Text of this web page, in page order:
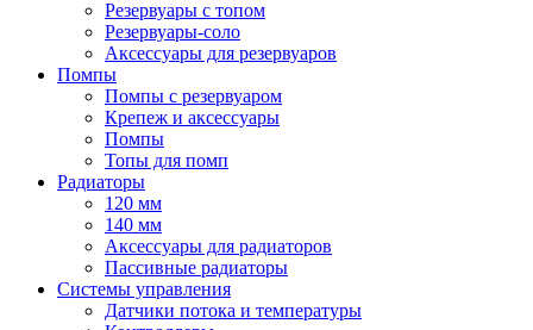
Резервуары с топом
Резервуары-соло
Аксессуары для резервуаров
Помпы
Помпы с резервуаром
Крепеж и аксессуары
Помпы
Топы для помп
Радиаторы
120 мм
140 мм
Аксессуары для радиаторов
Пассивные радиаторы
Системы управления
Датчики потока и температуры